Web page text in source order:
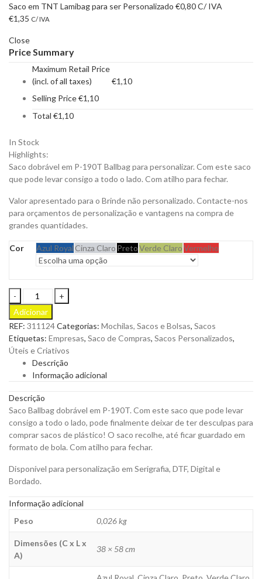
Saco em TNT Lamibag para ser Personalizado €0,80C/ IVA
€1,35 C/ IVA
Close
Price Summary
Maximum Retail Price
(incl. of all taxes)
€1,10
Selling Price€1,10
Total €1,10
In Stock
Highlights:
Saco dobrável em P-190T Ballbag para personalizar. Com este saco
que pode levar consigo a todo o lado. Com atilho para fechar.
Valor apresentado para o Brinde não personalizado. Contacte-nos
para orçamentos de personalização e vantagens na compra de
grandes quantidades.
Cor Azul Royal Cinza Claro PretoVerde ClaroVermelho
Saco
Ballbag
Dobrável
em
P-
190T
para
Personalizar
Adicionar
REF: 311124Categorias: Mochilas, Sacos e Bolsas, Sacos
Etiquetas: Empresas, Saco de Compras, Sacos Personalizados,
Úteis e Criativos
Descrição
Informação adicional
Descrição
Saco Ballbag dobrável em P-190T. Com este saco que pode levar
consigo a todo o lado, pode finalmente deixar de ter desculpas para
comprar sacos de plástico! O saco recolhe, até ficar guardado em
formato de bola. Com atilho para fechar.
Disponível para personalização em Serigrafia, DTF, Digital e
Bordado.
Informação adicional
Peso
0,026 kg
Dimensões (C x L x
A)
38 × 58 cm